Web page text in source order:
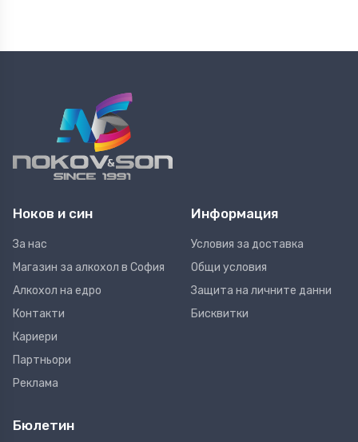
Ноков и син
За нас
Магазин за алкохол в София
Алкохол на едро
Контакти
Кариери
Партньори
Реклама
Информация
Условия за доставка
Общи условия
Защита на личните данни
Бисквитки
Бюлетин